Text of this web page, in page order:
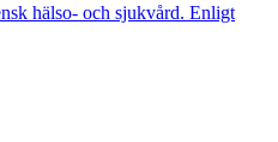
hälso- och sjukvård. Enligt